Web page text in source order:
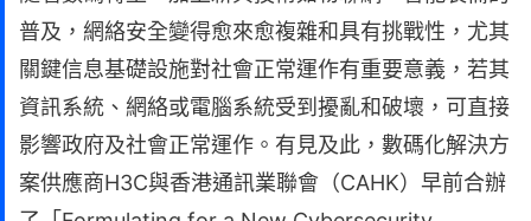
普及，網絡安全變得愈來愈複雜和具有挑戰性，尤其
關鍵信息基礎設施對社會正常運作有重要意義，若其
資訊系統、網絡或電腦系統受到擾亂和破壞，可直接
影響政府及社會正常運作。有見及此，數碼化解決方
案供應商H3C與香港通訊業聯會（CAHK）早前合辦